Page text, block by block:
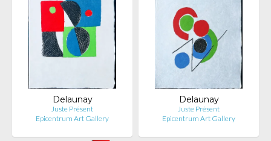
Delaunay
Juste Présent
Epicentrum Art Gallery
Delaunay
Juste Présent
Epicentrum Art Gallery